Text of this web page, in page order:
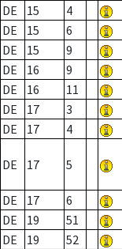
DE
15 4
DE
15 6
DE
15 9
DE
16 9
DE
16 11
DE
17 3
DE
17 4
DE 17 5
DE 17 6
DE
19 51
DE
19 52